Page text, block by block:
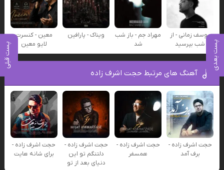
پست بعدی پست قبلی
یوسف زمانی - از
شب بپرسید
مهراد جم - باز شب
شد
ویناک - پارافین
معین - کنسرت
لایو معین
آهنگ های مرتبط حجت اشرف زاده
حجت اشرف زاده -
برف آمد
حجت اشرف زاده -
همسفر
حجت اشرف زاده -
دلتنگم تو این
دنیای بعد از تو
حجت اشرف زاده -
برای شانه هایت